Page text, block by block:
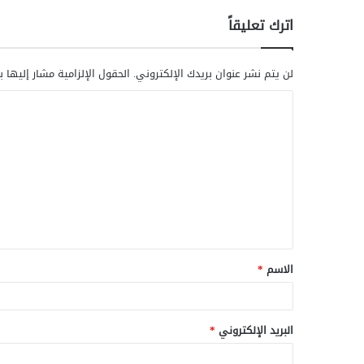
اترك تعليقاً
لن يتم نشر عنوان بريدك الإلكتروني. الحقول الإلزامية مشار إليها
ق
*
الاسم *
البريد الإلكتروني *